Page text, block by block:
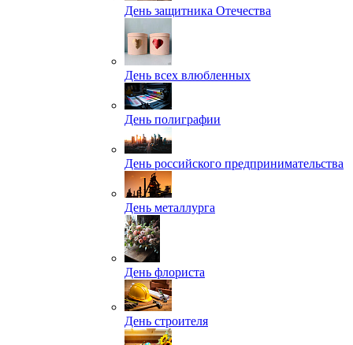
День защитника Отечества
День всех влюбленных
День полиграфии
День российского предпринимательства
День металлурга
День флориста
День строителя